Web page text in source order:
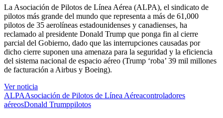
La Asociación de Pilotos de Línea Aérea (ALPA), el sindicato de
pilotos más grande del mundo que representa a más de 61,000
pilotos de 35 aerolíneas estadounidenses y canadienses, ha
reclamado al presidente Donald Trump que ponga fin al cierre
parcial del Gobierno, dado que las interrupciones causadas por
dicho cierre suponen una amenaza para la seguridad y la eficiencia
del sistema nacional de espacio aéreo (Trump ‘roba’ 39 mil millones
de facturación a Airbus y Boeing).
Ver noticia
ALPAAsociación de Pilotos de Línea Aéreacontroladores
aéreosDonald Trumppilotos